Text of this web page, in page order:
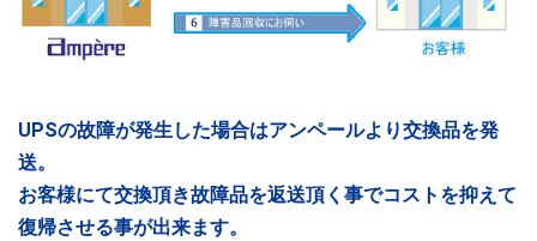
UPSの故障が発生した場合はアンペールより交換品を発
送。
お客様にて交換頂き故障品を返送頂く事でコストを抑えて
復帰させる事が出来ます。